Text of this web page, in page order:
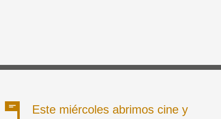
Este miércoles abrimos cine y